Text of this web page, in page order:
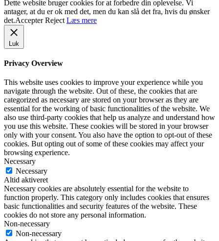
Dette website bruger cookies for at forbedre din oplevelse. Vi
antager, at du er ok med det, men du kan slå det fra, hvis du ønsker
det.Accepter Reject Læs mere
Luk
Privacy Overview
This website uses cookies to improve your experience while you
navigate through the website. Out of these, the cookies that are
categorized as necessary are stored on your browser as they are
essential for the working of basic functionalities of the website. We
also use third-party cookies that help us analyze and understand how
you use this website. These cookies will be stored in your browser
only with your consent. You also have the option to opt-out of these
cookies. But opting out of some of these cookies may affect your
browsing experience.
Necessary
Necessary
Altid aktiveret
Necessary cookies are absolutely essential for the website to
function properly. This category only includes cookies that ensures
basic functionalities and security features of the website. These
cookies do not store any personal information.
Non-necessary
Non-necessary